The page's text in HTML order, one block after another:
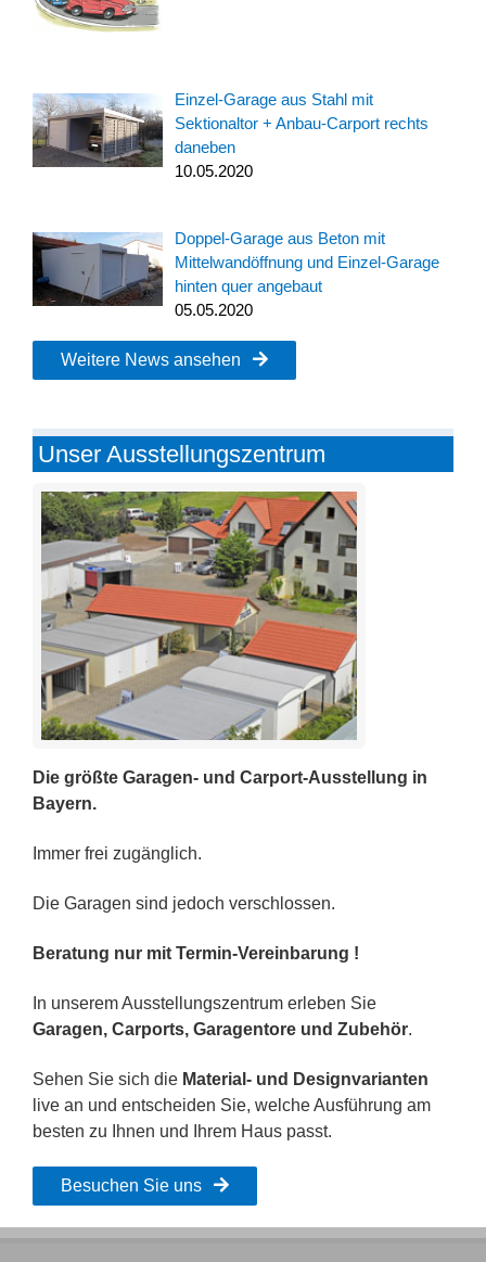
Einzel-Garage aus Stahl mit
Sektionaltor + Anbau-Carport rechts
daneben
10.05.2020
Doppel-Garage aus Beton mit
Mittelwandöffnung und Einzel-Garage
hinten quer angebaut
05.05.2020
Weitere News ansehen
Unser Ausstellungszentrum
Die größte Garagen- und Carport-Ausstellung in
Bayern.
Immer frei zugänglich.
Die Garagen sind jedoch verschlossen.
Beratung nur mit Termin-Vereinbarung !
In unserem Ausstellungszentrum erleben Sie
Garagen, Carports, Garagentore und Zubehör.
Sehen Sie sich die Material- und Designvarianten
live an und entscheiden Sie, welche Ausführung am
besten zu Ihnen und Ihrem Haus passt.
Besuchen Sie uns